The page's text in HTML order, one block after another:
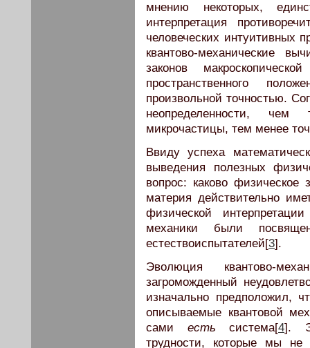
мнению некоторых,
интерпретация
человеческих интуитивных
квантово-механические
законов
пространственного
произвольной точностью.
неопределенности,
микрочастицы, тем менее
Ввиду успеха
выведения полезных
вопрос: каково
материя действительно
физической
механики были
естествоиспытателей[3].
Эволюция квантово-
загроможденный
изначально предположил,
описываемые квантовой
сами есть система[4].
трудности, которые мы не